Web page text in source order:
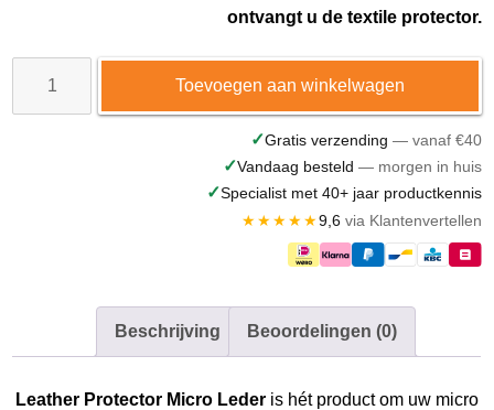
ontvangt u de textile protector.
Toevoegen aan winkelwagen
✓Gratis verzending — vanaf €40
✓Vandaag besteld — morgen in huis
✓Specialist met 40+ jaar productkennis
★★★★★9,6via Klantenvertellen
Beschrijving Beoordelingen (0)
Leather Protector Micro Leder is hét product om uw micro